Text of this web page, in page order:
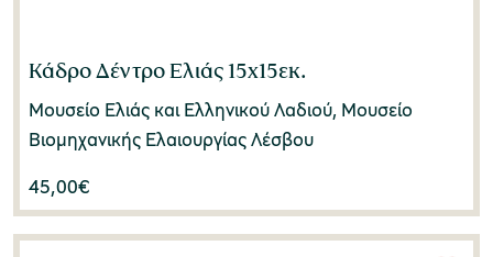
Κάδρο Δέντρο Ελιάς 15x15εκ.
Μουσείο Ελιάς και Ελληνικού Λαδιού, Μουσείο
Βιομηχανικής Ελαιουργίας Λέσβου
45,00€